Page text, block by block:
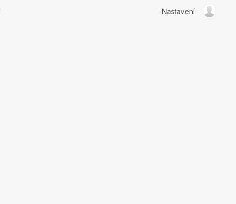
Nastavení